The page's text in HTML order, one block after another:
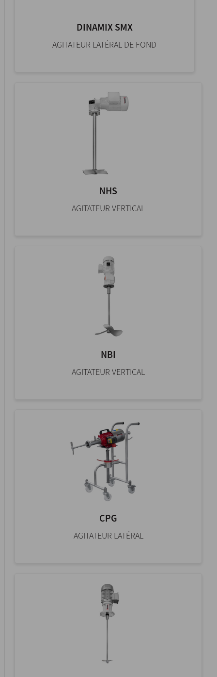
DINAMIX SMX
AGITATEUR LATÉRAL DE FOND
NHS
AGITATEUR VERTICAL
NBI
AGITATEUR VERTICAL
CPG
AGITATEUR LATÉRAL